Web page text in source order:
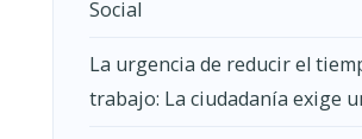
Social
La urgencia de reducir el
trabajo: La ciudadanía exige